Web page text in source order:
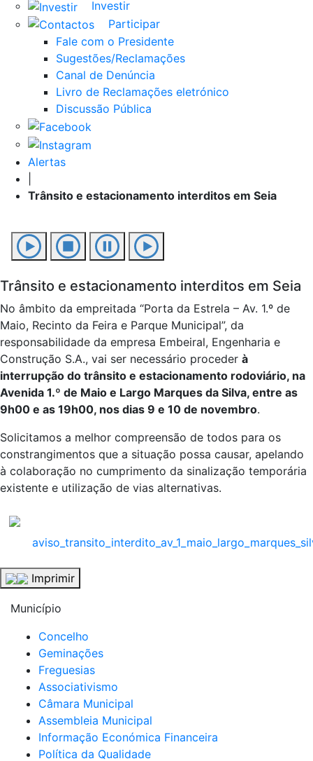
Investir
Participar
Fale com o Presidente
Sugestões/Reclamações
Canal de Denúncia
Livro de Reclamações eletrónico
Discussão Pública
Alertas
Trânsito e estacionamento interditos em Seia
Trânsito e estacionamento interditos em Seia
No âmbito da empreitada “Porta da Estrela – Av. 1.º de
Maio, Recinto da Feira e Parque Municipal”, da
responsabilidade da empresa Embeiral, Engenharia e
Construção S.A., vai ser necessário proceder à
interrupção do trânsito e estacionamento rodoviário, na
Avenida 1.º de Maio e Largo Marques da Silva, entre as
9h00 e as 19h00, nos dias 9 e 10 de novembro.
Solicitamos a melhor compreensão de todos para os
constrangimentos que a situação possa causar, apelando
à colaboração no cumprimento da sinalização temporária
existente e utilização de vias alternativas.
Imprimir
Município
Concelho
Geminações
Freguesias
Associativismo
Câmara Municipal
Assembleia Municipal
Informação Económica Financeira
Política da Qualidade